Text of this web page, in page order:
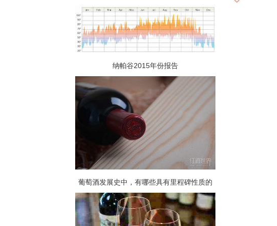
纳帕谷2015年份报告
葡萄酒发展史中，有哪些具有里程碑性质的
技术革新？